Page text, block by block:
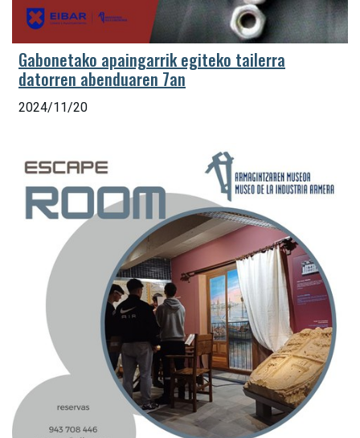
Gabonetako apaingarrik egiteko tailerra
datorren abenduaren 7an
2024/11/20